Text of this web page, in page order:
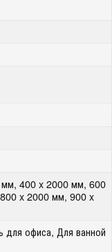
400 x 2000 мм, 600
x 2000 мм, 900 x
для офиса, Для ванной